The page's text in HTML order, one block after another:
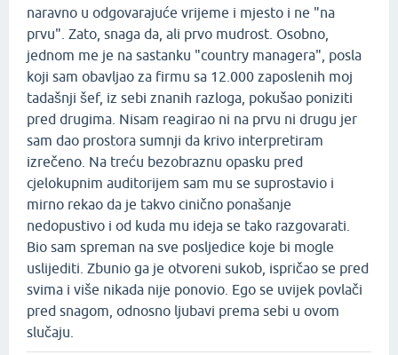
naravno u odgovarajuće vrijeme i mjesto i ne "na
prvu". Zato, snaga da, ali prvo mudrost. Osobno,
jednom me je na sastanku "country managera", posla
koji sam obavljao za firmu sa 12.000 zaposlenih moj
tadašnji šef, iz sebi znanih razloga, pokušao poniziti
pred drugima. Nisam reagirao ni na prvu ni drugu jer
sam dao prostora sumnji da krivo interpretiram
izrečeno. Na treću bezobraznu opasku pred
cjelokupnim auditorijem sam mu se suprostavio i
mirno rekao da je takvo cinično ponašanje
nedopustivo i od kuda mu ideja se tako razgovarati.
Bio sam spreman na sve posljedice koje bi mogle
uslijediti. Zbunio ga je otvoreni sukob, ispričao se pred
svima i više nikada nije ponovio. Ego se uvijek povlači
pred snagom, odnosno ljubavi prema sebi u ovom
slučaju.